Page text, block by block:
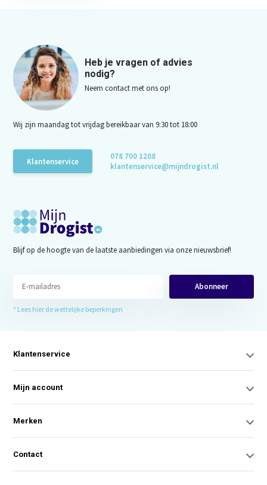
Heb je vragen of advies
nodig?
Neem contact met ons op!
Wij zijn maandag tot vrijdag bereikbaar van 9:30 tot 18:00
Klantenservice
078 700 1208
klantenservice@mijndrogist.nl
Blijf op de hoogte van de laatste aanbiedingen via onze nieuwsbrief!
Abonneer
* Lees hier de wettelijke beperkingen
Klantenservice
Mijn account
Merken
Contact